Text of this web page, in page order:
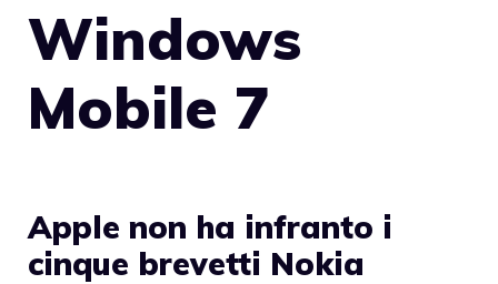
Windows
Mobile 7
Apple non ha infranto i
cinque brevetti Nokia